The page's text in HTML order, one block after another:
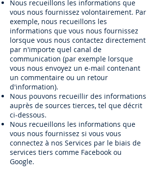
Nous recueillons les informations que
vous nous fournissez volontairement. Par
exemple, nous recueillons les
informations que vous nous fournissez
lorsque vous nous contactez directement
par n'importe quel canal de
communication (par exemple lorsque
vous nous envoyez un e-mail contenant
un commentaire ou un retour
d'information).
Nous pouvons recueillir des informations
auprès de sources tierces, tel que décrit
ci-dessous.
Nous recueillons les informations que
vous nous fournissez si vous vous
connectez à nos Services par le biais de
services tiers comme Facebook ou
Google.